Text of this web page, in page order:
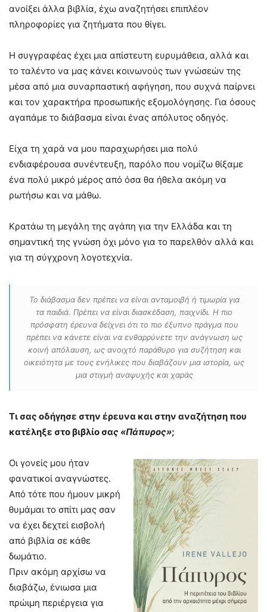
ανοίξει άλλα βιβλία, έχω αναζητήσει επιπλέον
πληροφορίες για ζητήματα που θίγει.
Η συγγραφέας έχει μια απίστευτη ευρυμάθεια, αλλά και
το ταλέντο να μας κάνει κοινωνούς των γνώσεών της
μέσα από μια συναρπαστική αφήγηση, που συχνά παίρνει
και τον χαρακτήρα προσωπικής εξομολόγησης. Για όσους
αγαπάμε το διάβασμα είναι ένας απόλυτος οδηγός.
Είχα τη χαρά να μου παραχωρήσει μια πολύ
ενδιαφέρουσα συνέντευξη, παρόλο που νομίζω θίξαμε
ένα πολύ μικρό μέρος από όσα θα ήθελα ακόμη να
ρωτήσω και να μάθω.
Κρατάω τη μεγάλη της αγάπη για την Ελλάδα και τη
σημαντική της γνώση όχι μόνο για το παρελθόν αλλά και
για τη σύγχρονη λογοτεχνία.
Το διάβασμα δεν πρέπει να είναι ανταμοιβή ή τιμωρία για
τα παιδιά. Πρέπει να είναι διασκέδαση, παιχνίδι. Η πιο
πρόσφατη έρευνα δείχνει ότι το πιο έξυπνο πράγμα που
πρέπει να κάνετε είναι να ενθαρρύνετε την ανάγνωση ως
κοινή απόλαυση, ως ανοιχτό παράθυρο για συζήτηση και
οικειότητα με τους ενήλικες που διαβάζουν μια ιστορία, ως
μια στιγμή αναψυχής και χαράς
Τι σας οδήγησε στην έρευνα και στην αναζήτηση που
κατέληξε στο βιβλίο σας «Πάπυρος»;
Οι γονείς μου ήταν
φανατικοί αναγνώστες.
Από τότε που ήμουν μικρή
θυμάμαι το σπίτι μας σαν
να έχει δεχτεί εισβολή
από βιβλία σε κάθε
δωμάτιο.
Πριν ακόμη αρχίσω να
διαβάζω, ένιωσα μια
πρώιμη περιέργεια για